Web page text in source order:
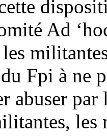
Ad
Fpi à ne
abuser